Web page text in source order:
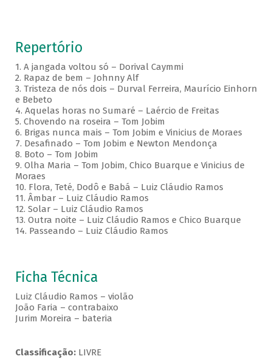
Repertório
1. A jangada voltou só – Dorival Caymmi
2. Rapaz de bem – Johnny Alf
3. Tristeza de nós dois – Durval Ferreira, Maurício Einhorn
e Bebeto
4. Aquelas horas no Sumaré – Laércio de Freitas
5. Chovendo na roseira – Tom Jobim
6. Brigas nunca mais – Tom Jobim e Vinicius de Moraes
7. Desafinado – Tom Jobim e Newton Mendonça
8. Boto – Tom Jobim
9. Olha Maria – Tom Jobim, Chico Buarque e Vinicius de
Moraes
10. Flora, Teté, Dodô e Babá – Luiz Cláudio Ramos
11. Âmbar – Luiz Cláudio Ramos
12. Solar – Luiz Cláudio Ramos
13. Outra noite – Luiz Cláudio Ramos e Chico Buarque
14. Passeando – Luiz Cláudio Ramos
Ficha Técnica
Luiz Cláudio Ramos – violão
João Faria – contrabaixo
Jurim Moreira – bateria
Classificação: LIVRE